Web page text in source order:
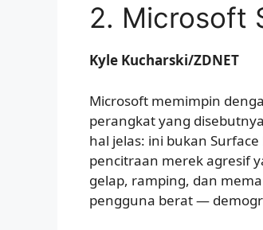
2. Microsoft
Kyle Kucharski/ZDNET
Microsoft memimpin
perangkat yang
hal jelas: ini bukan
pencitraan merek agresif
gelap, ramping, dan
pengguna berat —